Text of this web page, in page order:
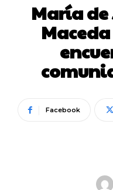
María de
Facebook